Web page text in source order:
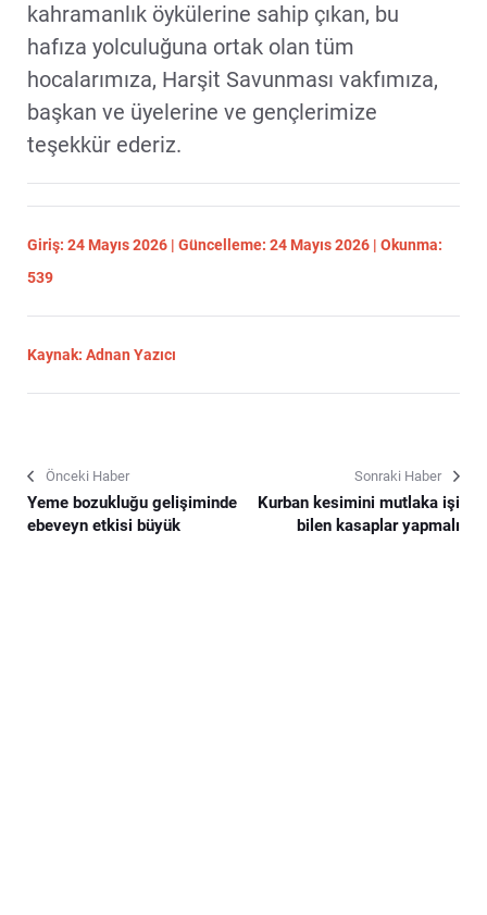
kahramanlık öykülerine sahip çıkan, bu
hafıza yolculuğuna ortak olan tüm
hocalarımıza, Harşit Savunması vakfımıza,
başkan ve üyelerine ve gençlerimize
teşekkür ederiz.
Giriş: 24 Mayıs 2026 | Güncelleme: 24 Mayıs 2026 | Okunma:
539
Kaynak: Adnan Yazıcı
Önceki Haber
Yeme bozukluğu gelişiminde
ebeveyn etkisi büyük
Sonraki Haber
Kurban kesimini mutlaka işi
bilen kasaplar yapmalı